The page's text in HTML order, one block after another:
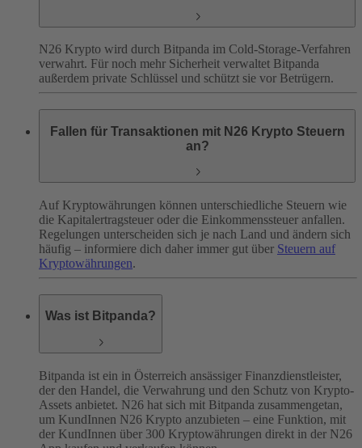
N26 Krypto wird durch Bitpanda im Cold-Storage-Verfahren
verwahrt. Für noch mehr Sicherheit verwaltet Bitpanda
außerdem private Schlüssel und schützt sie vor Betrügern.
Fallen für Transaktionen mit N26 Krypto Steuern
an?
Auf Kryptowährungen können unterschiedliche Steuern wie
die Kapitalertragsteuer oder die Einkommenssteuer anfallen.
Regelungen unterscheiden sich je nach Land und ändern sich
häufig – informiere dich daher immer gut über Steuern auf
Kryptowährungen.
Was ist Bitpanda?
Bitpanda ist ein in Österreich ansässiger Finanzdienstleister,
der den Handel, die Verwahrung und den Schutz von Krypto-
Assets anbietet. N26 hat sich mit Bitpanda zusammengetan,
um KundInnen N26 Krypto anzubieten – eine Funktion, mit
der KundInnen über 300 Kryptowährungen direkt in der N26